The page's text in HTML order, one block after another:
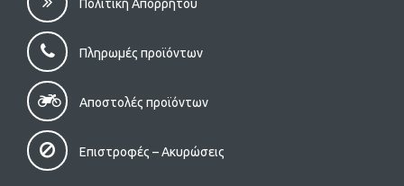
Πολιτική Απορρήτου
Πληρωμές προϊόντων
Αποστολές προϊόντων
Επιστροφές – Aκυρώσεις